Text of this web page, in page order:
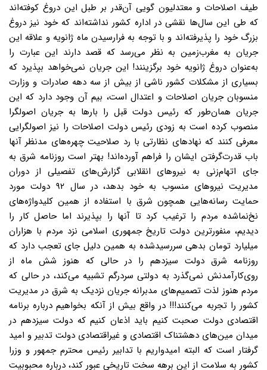
طیف اصلاحات و معتدلیون گویی آن‌قدر بر طبل این دروغ کوفته‌اند
که طی این سال‌ها نقشی در اداره کشور نداشته‌اند که خود نیز دروغ
بزرگ خود را پذیرفته‌اند و با توجه به فرارسیدن ماه ژانویه و علاقه این
جریان به مغرب‌زمین به نظر می‌رسد که قصد دارند این عبارت را
به‌عنوان دروغ ژانویه خود برگزینند! این جریان نمی‌خواهد بپذیرد که
بسیاری از مشکلات کشور ناشی از بیش از سه دهه صادرات و وزارت
منسوبان جریان اصلاحات و اعتدال است، بیم آن وجود دارد که این
جریان همان‌طور که رئیس دولت قبل را بارها به جریان اصولگرا
منصوب کرده است به زودی رئیس دولت اصلاحات را نیز اصولگرایی
معرفی کنند که نهادهای نظارتی با رد صلاحیت چهره‌های مدنظر آنها
باب قدرت‌گرفتن ایشان را فراهم آورده‌اند! بهتر است روزنامه شرق به
جای اتهام‌زنی به نیروهای انقلابی گزارش‌های تفصیلی از دوران
مدیریت نیروهای منسوب به خود بدهد، در سال ۹۲ دولت مورد
حمایت رسانه‌هایی همچون شرق با استفاده از همین کلیدواژه‌های
نخ‌نماشده مردم را ترغیب کرد تا آنها را بپذیرند اما حاصل کار را
دیدیم، منفورترین دولت تاریخ جمهوری اسلامی نزد مردم با هزاران
میلیارد تومان بدهی سررسیدشده به همین دلیل جای تعجب دارد که
روزنامه شرق دولت سیزدهم را در حالی که هنوز شش ماه از
روی‌کار‌آمدنش نمی‌گذرد به دولتی سردرگم تشبیه می‌کند، در حالی که
مردم هنوز لذت تصمیم‌های مدبرانه جریان نزدیک به شرق در مدیریت
کشور را تجربه می‌کنند!!! در واقع بیش از آنکه بخواهیم درباره برنامه
اقتصادی دولت صحبت کنیم باید اذعان کنیم که دولت سیزدهم در
میدان مین‌های دهشتناک اقتصادی و غیراقتصادی دولت تدبیر و امید
گرفتار است که البته امیدواریم با تدابیر رئیس محترم جمهور و وزرا
کشور به سلامت از این برهه سخت تاریخی عبور کند، درباره محبوبیت